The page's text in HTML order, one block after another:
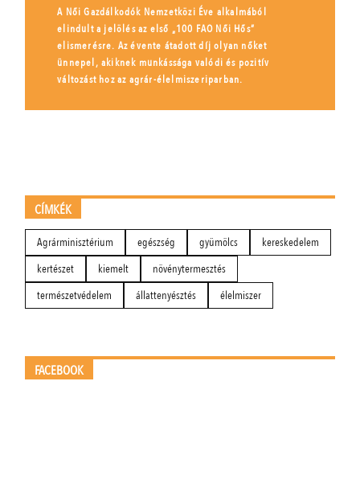
A Női Gazdálkodók Nemzetközi Éve alkalmából
elindult a jelölés az első „100 FAO Női Hős”
elismerésre. Az évente átadott díj olyan nőket
ünnepel, akiknek munkássága valódi és pozitív
változást hoz az agrár-élelmiszeriparban.
CÍMKÉK
Agrárminisztérium egészség gyümölcs
kereskedelem
kertészet
kiemelt
növénytermesztés
természetvédelem
állattenyésztés élelmiszer
FACEBOOK